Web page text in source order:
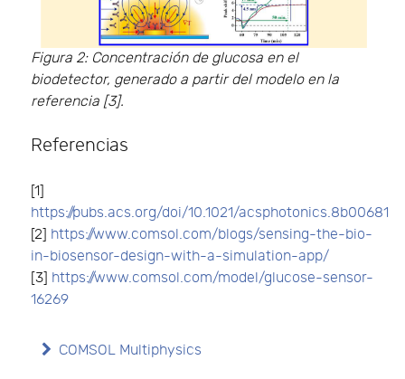
Figura 2: Concentración de glucosa en el
biodetector, generado a partir del modelo en la
referencia [3].
Referencias
[1]
https://pubs.acs.org/doi/10.1021/acsphotonics.8b00681
[2] https://www.comsol.com/blogs/sensing-the-bio-
in-biosensor-design-with-a-simulation-app/
[3] https://www.comsol.com/model/glucose-sensor-
16269
COMSOL Multiphysics